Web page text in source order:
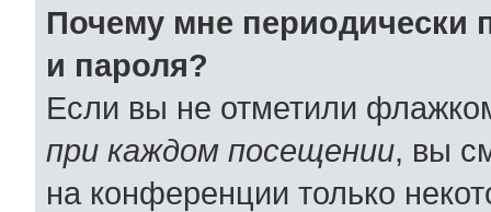
Почему мне периодически
и пароля?
Если вы не отметили
при каждом посещении, вы
на конференции только